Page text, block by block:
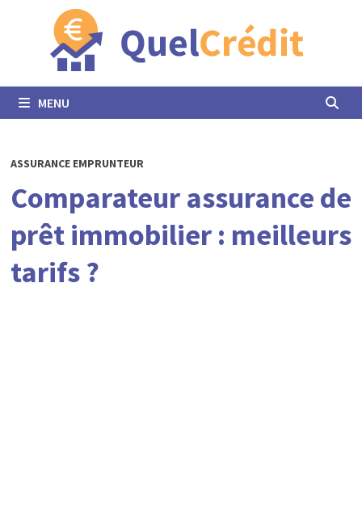
MENU
ASSURANCE EMPRUNTEUR
Comparateur assurance de
prêt immobilier : meilleurs
tarifs ?